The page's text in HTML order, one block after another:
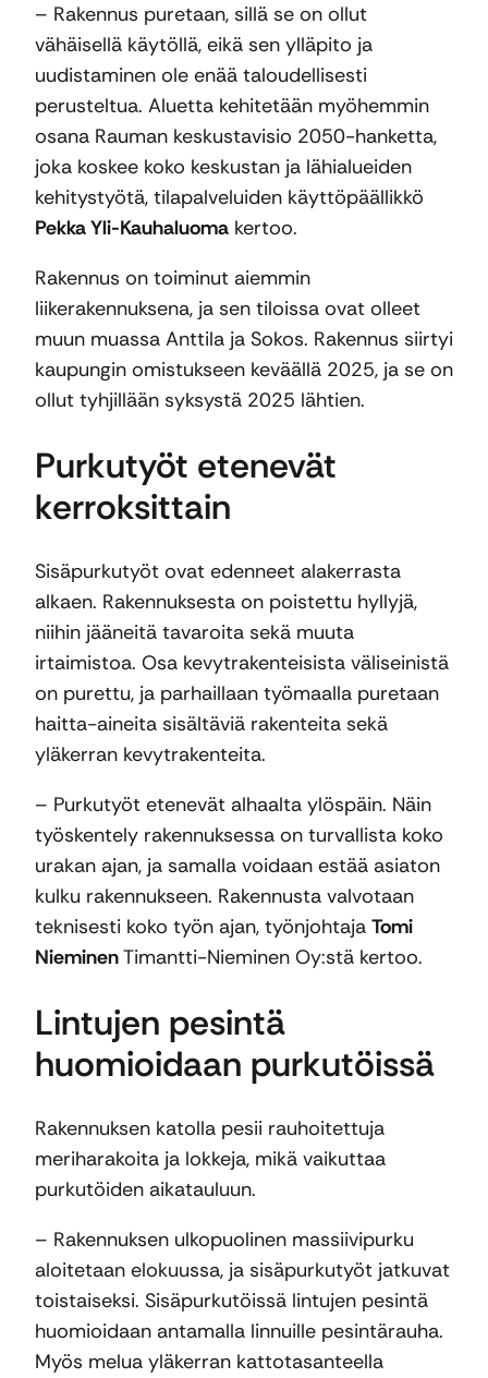
– Rakennus puretaan, sillä se on ollut
vähäisellä käytöllä, eikä sen ylläpito ja
uudistaminen ole enää taloudellisesti
perusteltua. Aluetta kehitetään myöhemmin
osana Rauman keskustavisio 2050-hanketta,
joka koskee koko keskustan ja lähialueiden
kehitystyötä, tilapalveluiden käyttöpäällikkö
Pekka Yli-Kauhaluoma kertoo.
Rakennus on toiminut aiemmin
liikerakennuksena, ja sen tiloissa ovat olleet
muun muassa Anttila ja Sokos. Rakennus siirtyi
kaupungin omistukseen keväällä 2025, ja se on
ollut tyhjillään syksystä 2025 lähtien.
Purkutyöt etenevät
kerroksittain
Sisäpurkutyöt ovat edenneet alakerrasta
alkaen. Rakennuksesta on poistettu hyllyjä,
niihin jääneitä tavaroita sekä muuta
irtaimistoa. Osa kevytrakenteisista väliseinistä
on purettu, ja parhaillaan työmaalla puretaan
haitta-aineita sisältäviä rakenteita sekä
yläkerran kevytrakenteita.
– Purkutyöt etenevät alhaalta ylöspäin. Näin
työskentely rakennuksessa on turvallista koko
urakan ajan, ja samalla voidaan estää asiaton
kulku rakennukseen. Rakennusta valvotaan
teknisesti koko työn ajan, työnjohtaja Tomi
NieminenTimantti-Nieminen Oy:stä kertoo.
Lintujen pesintä
huomioidaan purkutöissä
Rakennuksen katolla pesii rauhoitettuja
meriharakoita ja lokkeja, mikä vaikuttaa
purkutöiden aikatauluun.
– Rakennuksen ulkopuolinen massiivipurku
aloitetaan elokuussa, ja sisäpurkutyöt jatkuvat
toistaiseksi. Sisäpurkutöissä lintujen pesintä
huomioidaan antamalla linnuille pesintärauha.
Myös melua yläkerran kattotasanteella